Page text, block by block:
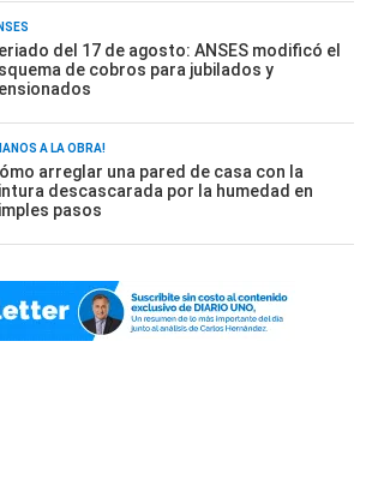
del 17 de agosto: ANSES modificó el
de cobros para jubilados y
A LA OBRA!
arreglar una pared de casa con la
descascarada por la humedad en
pasos